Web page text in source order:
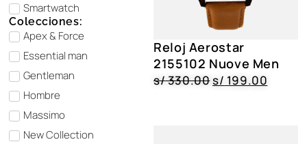
Smartwatch
Colecciones:
⁠Apex & Force
⁠Essential man
Gentleman
Hombre
Massimo
New Collection
Reloj Aerostar
2155102 Nuove Men
s/330.00s/ 199.00